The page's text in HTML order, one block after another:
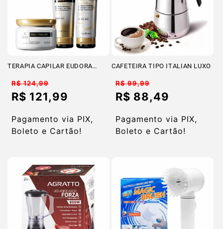
TERAPIA CAPILAR EUDORA
Preço
normal
R$ 124,99
Preço
R$ 121,99
Pagamento via PIX,
Boleto e Cartão!
CAFETEIRA TIPO ITALIAN LUXO
Preço
normal
R$ 99,99
Preço
R$ 88,49
Pagamento via PIX,
Boleto e Cartão!